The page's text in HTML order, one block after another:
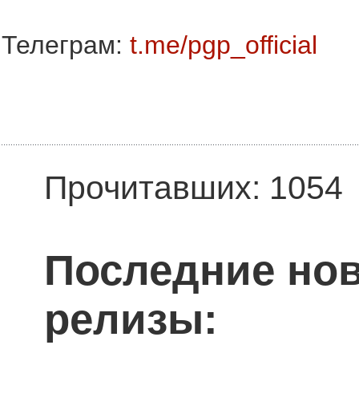
Телеграм: t.me/pgp_official
Прочитавших: 1054
Последние
релизы: